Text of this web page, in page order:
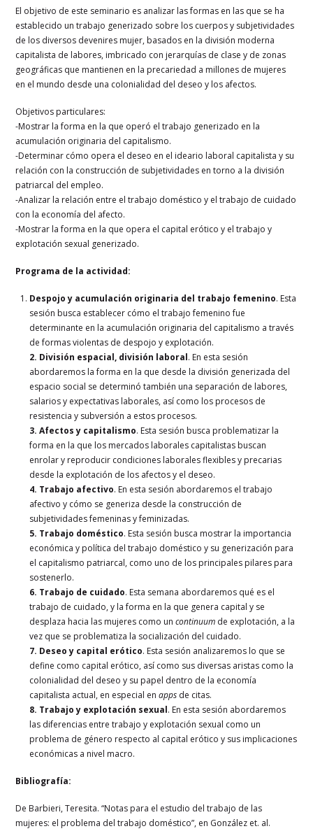
El objetivo de este seminario es analizar las formas en las que se ha
establecido un trabajo generizado sobre los cuerpos y subjetividades
de los diversos devenires mujer, basados en la división moderna
capitalista de labores, imbricado con jerarquías de clase y de zonas
geográficas que mantienen en la precariedad a millones de mujeres
en el mundo desde una colonialidad del deseo y los afectos.
Objetivos particulares:
-Mostrar la forma en la que operó el trabajo generizado en la
acumulación originaria del capitalismo.
-Determinar cómo opera el deseo en el ideario laboral capitalista y su
relación con la construcción de subjetividades en torno a la división
patriarcal del empleo.
-Analizar la relación entre el trabajo doméstico y el trabajo de cuidado
con la economía del afecto.
-Mostrar la forma en la que opera el capital erótico y el trabajo y
explotación sexual generizado.
Programa de la actividad:
Despojo y acumulación originaria del trabajo femenino. Esta
sesión busca establecer cómo el trabajo femenino fue
determinante en la acumulación originaria del capitalismo a través
de formas violentas de despojo y explotación.
2. División espacial, división laboral. En esta sesión
abordaremos la forma en la que desde la división generizada del
espacio social se determinó también una separación de labores,
salarios y expectativas laborales, así como los procesos de
resistencia y subversión a estos procesos.
3. Afectos y capitalismo. Esta sesión busca problematizar la
forma en la que los mercados laborales capitalistas buscan
enrolar y reproducir condiciones laborales flexibles y precarias
desde la explotación de los afectos y el deseo.
4. Trabajo afectivo. En esta sesión abordaremos el trabajo
afectivo y cómo se generiza desde la construcción de
subjetividades femeninas y feminizadas.
5. Trabajo doméstico. Esta sesión busca mostrar la importancia
económica y política del trabajo doméstico y su generización para
el capitalismo patriarcal, como uno de los principales pilares para
sostenerlo.
6. Trabajo de cuidado. Esta semana abordaremos qué es el
trabajo de cuidado, y la forma en la que genera capital y se
desplaza hacia las mujeres como uncontinuum de explotación, a la
vez que se problematiza la socialización del cuidado.
7. Deseo y capital erótico. Esta sesión analizaremos lo que se
define como capital erótico, así como sus diversas aristas como la
colonialidad del deseo y su papel dentro de la economía
capitalista actual, en especial enapps de citas.
8. Trabajo y explotación sexual. En esta sesión abordaremos
las diferencias entre trabajo y explotación sexual como un
problema de género respecto al capital erótico y sus implicaciones
económicas a nivel macro.
Bibliografía:
De Barbieri, Teresita. “Notas para el estudio del trabajo de las
mujeres: el problema del trabajo doméstico”, en González et. al.